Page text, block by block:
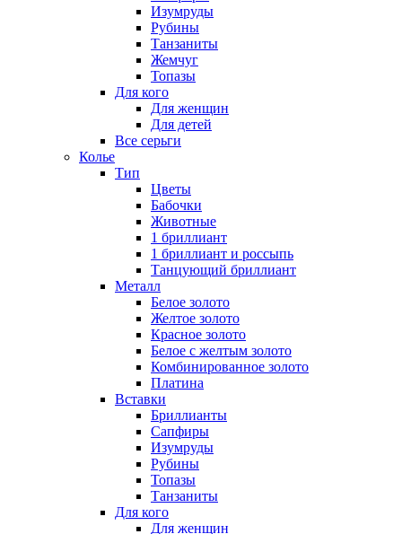
Изумруды
Рубины
Танзаниты
Жемчуг
Топазы
Для кого
Для женщин
Для детей
Все серьги
Колье
Тип
Цветы
Бабочки
Животные
1 бриллиант
1 бриллиант и россыпь
Танцующий бриллиант
Металл
Белое золото
Желтое золото
Красное золото
Белое с желтым золото
Комбинированное золото
Платина
Вставки
Бриллианты
Сапфиры
Изумруды
Рубины
Топазы
Танзаниты
Для кого
Для женщин